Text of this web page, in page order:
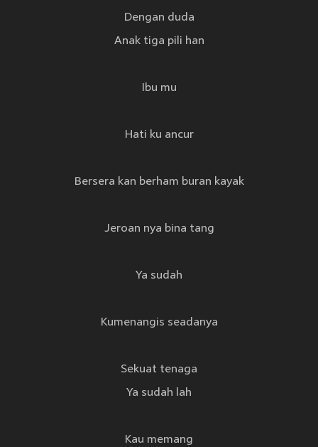
Dengan duda
Anak tiga pili han
Ibu mu
Hati ku ancur
Bersera kan berham buran kayak
Jeroan nya bina tang
Ya sudah
Kumenangis seadanya
Sekuat tenaga
Ya sudah lah
Kau memang